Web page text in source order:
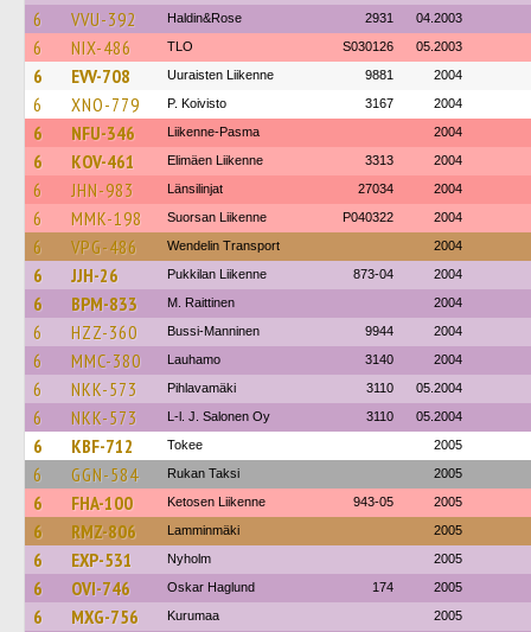
6
VVU-392 Haldin&Rose 2931 04.2003
6 NIX-486 TLO S030126 05.2003
6 EVV-708 Uuraisten Liikenne 9881 2004
6 XNO-779 P. Koivisto 3167 2004
6 NFU-346 Liikenne-Pasma 2004
6 KOV-461 Elimäen Liikenne 3313 2004
6 JHN-983 Länsilinjat 27034 2004
6 MMK-198 Suorsan Liikenne P040322 2004
6 VPG-486 Wendelin Transport 2004
6 JJH-26 Pukkilan Liikenne 873-04 2004
6 BPM-833 M. Raittinen 2004
6 HZZ-360 Bussi-Manninen 9944 2004
6 MMC-380 Lauhamo 3140 2004
6 NKK-573 Pihlavamäki 3110 05.2004
6 NKK-573 L-l. J. Salonen Oy 3110 05.2004
6 KBF-712 Tokee 2005
6 GGN-584 Rukan Taksi 2005
6 FHA-100 Ketosen Liikenne 943-05 2005
6 RMZ-806 Lamminmäki 2005
6 EXP-531 Nyholm 2005
6 OVI-746 Oskar Haglund 174 2005
6 MXG-756 Kurumaa 2005